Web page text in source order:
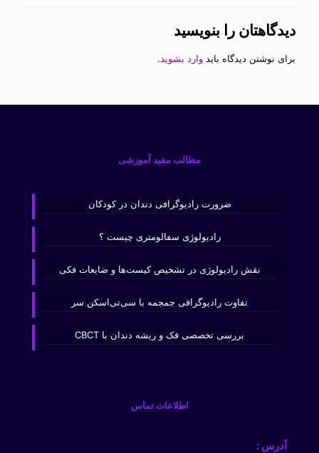
دیدگاهتان را بنویسید
برای نوشتن دیدگاه باید وارد بشوید.
مطالب مفید آموزشی
ضرورت رادیوگرافی دندان در کودکان
رادیولوژی سفالومتری چیست ؟
نقش رادیولوژی در تشخیص کیست‌ها و ضایعات فکی
تفاوت رادیوگرافی جمجمه با سی‌تی‌اسکن سر
بررسی تخصصی فک و ریشه دندان با CBCT
اطلاعات تماس
آدرس :